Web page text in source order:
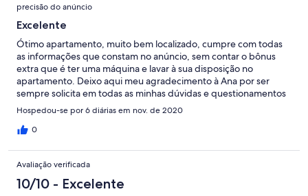
precisão do anúncio
Excelente
Ótimo apartamento, muito bem localizado, cumpre com todas
as informações que constam no anúncio, sem contar o bônus
extra que é ter uma máquina e lavar à sua disposição no
apartamento. Deixo aqui meu agradecimento à Ana por ser
sempre solicita em todas as minhas dúvidas e questionamentos
e espero poder retornar em breve.
Hospedou-se por 6 diárias em nov. de 2020
0
Avaliação verificada
10/10 - Excelente